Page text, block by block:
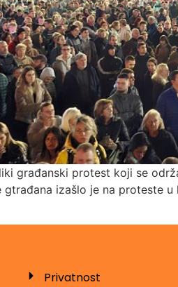
građanski protest koji se
izašlo je na proteste
Privatnost